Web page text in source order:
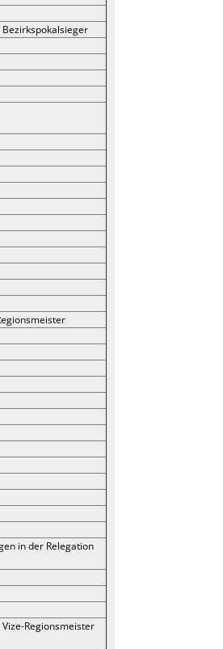
in der Relegation
Regionsmeister